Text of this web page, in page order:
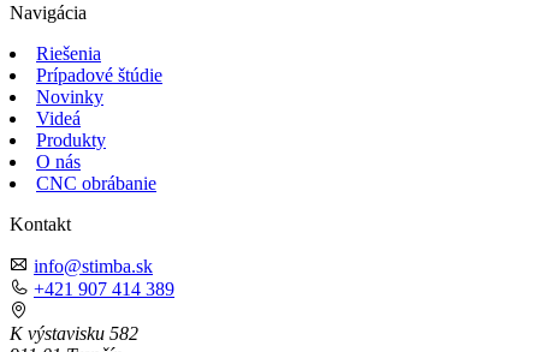
Navigácia
Riešenia
Prípadové štúdie
Novinky
Videá
Produkty
O nás
CNC obrábanie
Kontakt
info@stimba.sk
+421 907 414 389
K výstavisku 582